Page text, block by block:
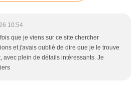
10:54
que je viens sur ce site chercher
et j'avais oublié de dire que je le trouve
avec plein de détails intéressants. Je